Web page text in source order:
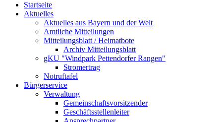
Startseite
Aktuelles
Aktuelles aus Bayern und der Welt
Amtliche Mitteilungen
Mitteilungsblatt / Heimatbote
Archiv Mitteilungsblatt
gKU "Windpark Pettendorfer Rangen"
Stromertrag
Notruftafel
Bürgerservice
Verwaltung
Gemeinschaftsvorsitzender
Geschäftsstellenleiter